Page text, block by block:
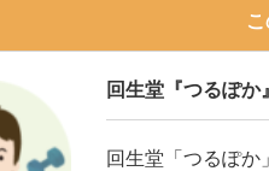
回生堂『つるぽか
回生堂「つるぽか